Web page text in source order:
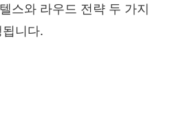
스와 라우드 전략 두 가지
니다.